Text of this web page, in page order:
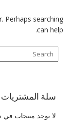
Perhaps searching
can help.
سلة المشتريات
لا توجد منتجات في